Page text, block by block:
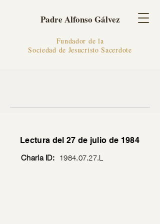
Padre Alfonso Gálvez
Fundador de la
Sociedad de Jesucristo Sacerdote
Lectura del 27 de julio de 1984
Charla ID: 1984.07.27.L